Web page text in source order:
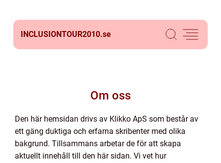
INCLUSIONTOUR2010.se
Om oss
Den här hemsidan drivs av Klikko ApS som består av
ett gäng duktiga och erfarna skribenter med olika
bakgrund. Tillsammans arbetar de för att skapa
aktuellt innehåll till den här sidan. Vi vet hur